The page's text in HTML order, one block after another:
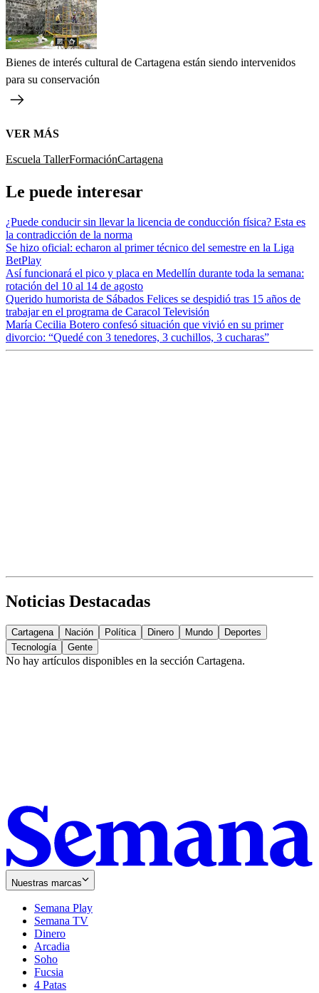
Bienes de interés cultural de Cartagena están siendo intervenidos
para su conservación
VER MÁS
Escuela TallerFormaciónCartagena
Le puede interesar
¿Puede conducir sin llevar la licencia de conducción física? Esta es
la contradicción de la norma
Se hizo oficial: echaron al primer técnico del semestre en la Liga
BetPlay
Así funcionará el pico y placa en Medellín durante toda la semana:
rotación del 10 al 14 de agosto
Querido humorista de Sábados Felices se despidió tras 15 años de
trabajar en el programa de Caracol Televisión
María Cecilia Botero confesó situación que vivió en su primer
divorcio: “Quedé con 3 tenedores, 3 cuchillos, 3 cucharas”
Noticias Destacadas
Cartagena Nación Política Dinero Mundo
Deportes
Tecnología
Gente
No hay artículos disponibles en la sección Cartagena.
Nuestras marcas
Semana Play
Semana TV
Dinero
Arcadia
Soho
in
new
Fucsia
in
4 Patas